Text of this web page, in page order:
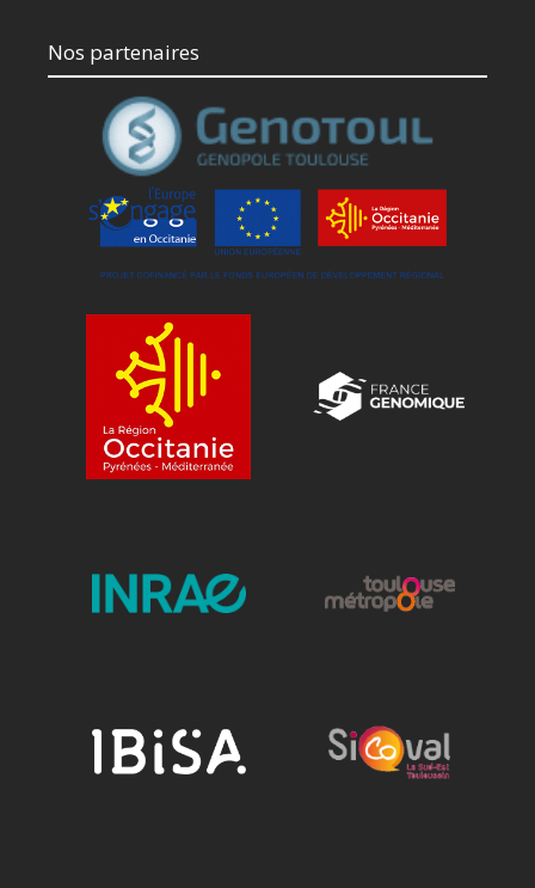
Nos partenaires